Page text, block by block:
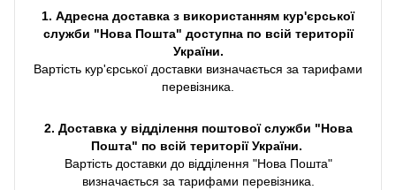
1. Адресна доставка з використанням кур'єрської
служби "Нова Пошта" доступна по всій території
України.
Вартість кур'єрської доставки визначається за тарифами
перевізника.
2. Доставка у відділення поштової служби "Нова
Пошта" по всій території України.
Вартість доставки до відділення "Нова Пошта"
визначається за тарифами перевізника.